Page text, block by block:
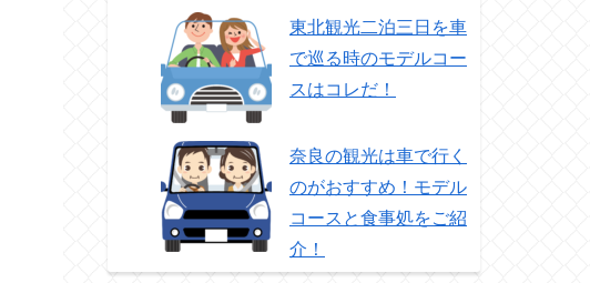
東北観光二泊三日を車
で巡る時のモデルコー
スはコレだ！
奈良の観光は車で行く
のがおすすめ！モデル
コースと食事処をご紹
介！